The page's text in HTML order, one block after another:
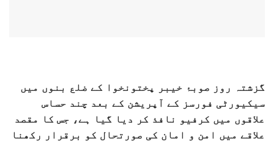
گزشتہ روز صوبۂ خیبر پختونخوا کے ضلع بنوں میں
سیکیورٹی فورسز کے آپریشن کے بعد چند حساس
علاقوں میں کرفیو نافذ کر دیا گیا ہے، جس کا مقصد
علاقے میں امن و امان کی صورتحال کو برقرار رکھنا